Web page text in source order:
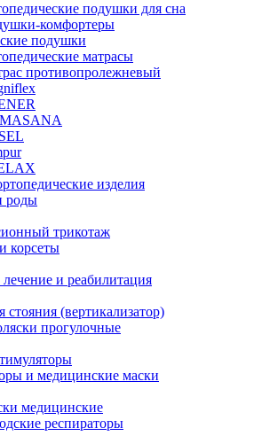
подушки для сна
комфортеры
подушки
матрасы
противопролежневый
изделия
роды
трикотаж
корсеты
и реабилитация
стояния (вертикализатор)
прогулочные
и медицинские маски
медицинские
респираторы